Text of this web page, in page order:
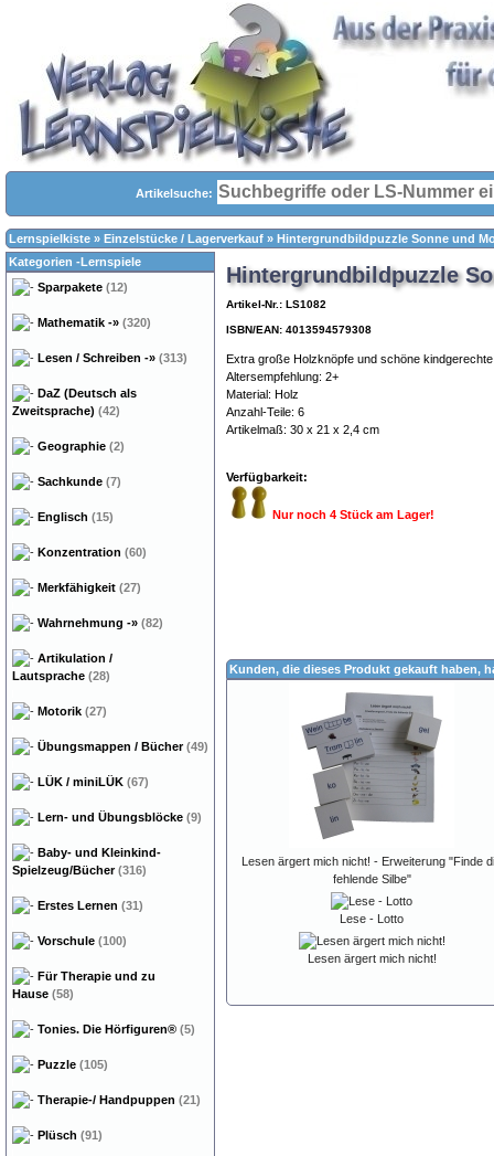
Artikelsuche:
Lernspielkiste » Einzelstücke / Lagerverkauf » Hintergrundbildpuzzle Sonne und
Hintergrundbildpuzzle
Artikel-Nr.: LS1082
ISBN/EAN: 4013594579308
Extra große Holzknöpfe und schöne
Altersempfehlung: 2+
Material: Holz
Anzahl-Teile: 6
Artikelmaß: 30 x 21 x 2,4 cm
Verfügbarkeit:
Nur noch 4 Stück am Lager!
Kunden, die dieses Produkt gekauft haben,
Lesen ärgert mich nicht! - Erweiterung "Finde
fehlende Silbe"
Lese - Lotto
Lesen ärgert mich nicht!
Kategorien -Lernspiele
Sparpakete (12)
Mathematik -» (320)
Lesen / Schreiben -» (313)
DaZ (Deutsch als
Zweitsprache) (42)
Geographie (2)
Sachkunde (7)
Englisch (15)
Konzentration (60)
Merkfähigkeit (27)
Wahrnehmung -» (82)
Artikulation /
Lautsprache (28)
Motorik (27)
Übungsmappen / Bücher(49)
LÜK / miniLÜK (67)
Lern- und Übungsblöcke (9)
Baby- und Kleinkind-
Spielzeug/Bücher(316)
Erstes Lernen (31)
Vorschule (100)
Für Therapie und zu
Hause (58)
Tonies. Die Hörfiguren® (5)
Puzzle (105)
Therapie-/ Handpuppen (21)
Plüsch (91)